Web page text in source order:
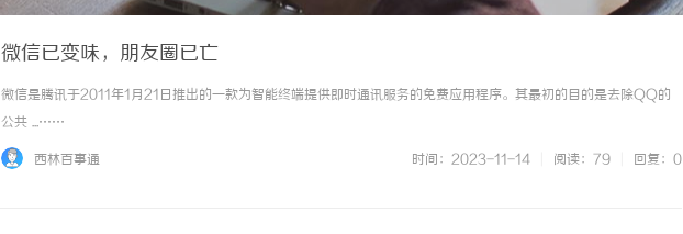
微信已变味，朋友圈已亡
微信是腾讯于2011年1月21日推出的一款为智能终端提供即时通讯服务的免费应用程序。其最初的目的是去除QQ的
公共 ...……
西林百事通 时间：2023-11-14 阅读：79 回复：0